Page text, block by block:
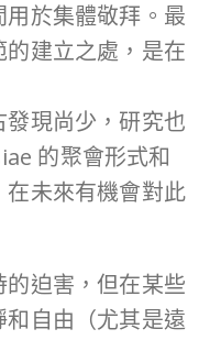
於集體敬拜。最
建立之處，是在
現尚少，研究也
的聚會形式和
未來有機會對此
迫害，但在某些
自由（尤其是遠